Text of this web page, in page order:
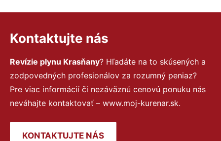
Kontaktujte nás
Revízie plynu Krasňany? Hľadáte na to skúsených a
zodpovedných profesionálov za rozumný peniaz?
Pre viac informácií či nezáväznú cenovú ponuku nás
neváhajte kontaktovať – www.moj-kurenar.sk.
KONTAKTUJTE NÁS